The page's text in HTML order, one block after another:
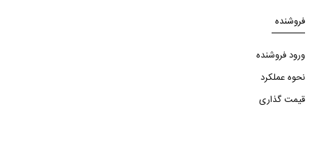
فروشنده
ورود فروشنده
نحوه عملکرد
قیمت گذاری